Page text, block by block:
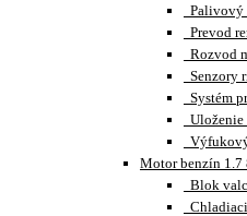
Palivový
Prevod
Rozvod
Senzory
Systém
Uloženie
Motor benzín 1.7
Blok